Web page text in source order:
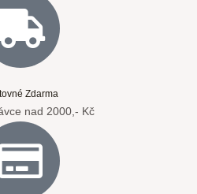
Zdarma
nad 2000,- Kč